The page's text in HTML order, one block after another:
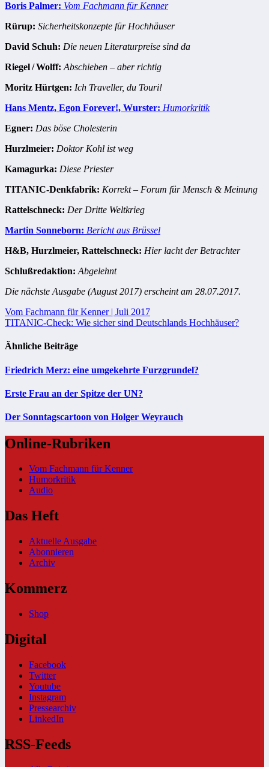
Boris Palmer: Vom Fachmann für Kenner
Rürup: Sicherheitskonzepte für Hochhäuser
David Schuh: Die neuen Literaturpreise sind da
Riegel / Wolff: Abschieben – aber richtig
Moritz Hürtgen: Ich Traveller, du Touri!
Hans Mentz, Egon Forever!, Wurster: Humorkritik
Egner: Das böse Cholesterin
Hurzlmeier: Doktor Kohl ist weg
Kamagurka: Diese Priester
TITANIC-Denkfabrik: Korrekt – Forum für Mensch & Meinung
Rattelschneck: Der Dritte Weltkrieg
Martin Sonneborn: Bericht aus Brüssel
H&B, Hurzlmeier, Rattelschneck: Hier lacht der Betrachter
Schlußredaktion: Abgelehnt
Die nächste Ausgabe (August 2017) erscheint am 28.07.2017.
Beitragsnavigation
Vom Fachmann für Kenner | Juli 2017
TITANIC-Check: Wie sicher sind Deutschlands Hochhäuser?
Ähnliche Beiträge
Friedrich Merz: eine umgekehrte Furzgrundel?
Erste Frau an der Spitze der UN?
Der Sonntagscartoon von Holger Weyrauch
Online-Rubriken
Vom Fachmann für Kenner
Humorkritik
Audio
Das Heft
Aktuelle Ausgabe
Abonnieren
Archiv
Kommerz
Shop
Digital
Facebook
Twitter
Youtube
Instagram
Pressearchiv
LinkedIn
RSS-Feeds